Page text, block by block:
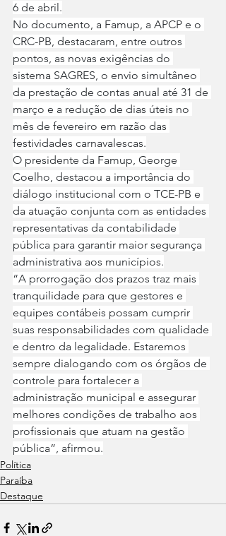
6 de abril.
No documento, a Famup, a APCP e o
CRC-PB, destacaram, entre outros
pontos, as novas exigências do
sistema SAGRES, o envio simultâneo
da prestação de contas anual até 31 de
março e a redução de dias úteis no
mês de fevereiro em razão das
festividades carnavalescas.
O presidente da Famup, George
Coelho, destacou a importância do
diálogo institucional com o TCE-PB e
da atuação conjunta com as entidades
representativas da contabilidade
pública para garantir maior segurança
administrativa aos municípios.
“A prorrogação dos prazos traz mais
tranquilidade para que gestores e
equipes contábeis possam cumprir
suas responsabilidades com qualidade
e dentro da legalidade. Estaremos
sempre dialogando com os órgãos de
controle para fortalecer a
administração municipal e assegurar
melhores condições de trabalho aos
profissionais que atuam na gestão
pública”, afirmou.
Política
Paraíba
Destaque